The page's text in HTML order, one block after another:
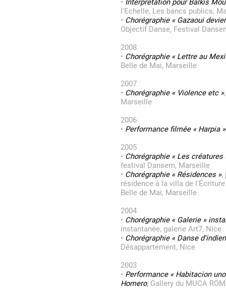
• Interprétation pour Balkis
l'Echelle, Les bancs publics,
• Chorégraphie « Gazaoui
Objectif Danse, Festival
2008
• Chorégraphie « Lettre au
Belle de Mai, Marseille
2007
• Chorégraphie « Violence etc »
Marseille
2006
• Performance filmée « Harpia
2005
• Chorégraphie « Les créatures
festival Dansem, Marseille
• Chorégraphie « Résidences »,
résidence à la villa de
Belle de Mai, Marseille
2004
• Chorégraphie « Galerie »
instantanée, galerie Art7, Nice
• Chorégraphie « Danse
Désappartement, Nice
2003
• Performance « Habitacion
Homero, Gallery du MUCA